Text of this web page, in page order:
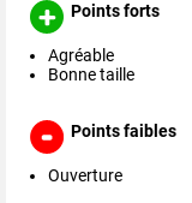
Points forts
Agréable
Bonne taille
Points faibles
Ouverture